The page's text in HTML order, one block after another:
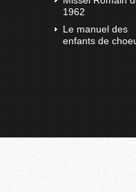
1962
Le manuel des
enfants de